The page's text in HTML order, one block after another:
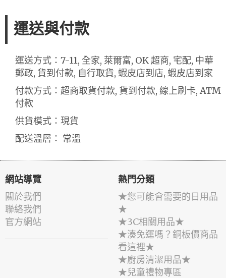
運送與付款
運送方式：7-11, 全家, 萊爾富, OK 超商, 宅配, 中華
郵政, 貨到付款, 自行取貨, 蝦皮店到店, 蝦皮店到家
付款方式：超商取貨付款, 貨到付款, 線上刷卡, ATM
付款
供貨模式：現貨
配送溫層： 常溫
網站導覽
關於我們
聯絡我們
官方網站
熱門分類
★您可能會需要的日用品
★
★3C相關用品★
★湊免運嗎？銅板價商品
看這裡★
★廚房清潔用品★
★兒童禮物專區